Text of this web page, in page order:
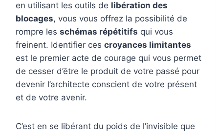
en utilisant les outils de libération des
blocages, vous vous offrez la possibilité de
rompre les schémas répétitifs qui vous
freinent. Identifier ces croyances limitantes
est le premier acte de courage qui vous permet
de cesser d’être le produit de votre passé pour
devenir l’architecte conscient de votre présent
et de votre avenir.
C’est en se libérant du poids de l’invisible que